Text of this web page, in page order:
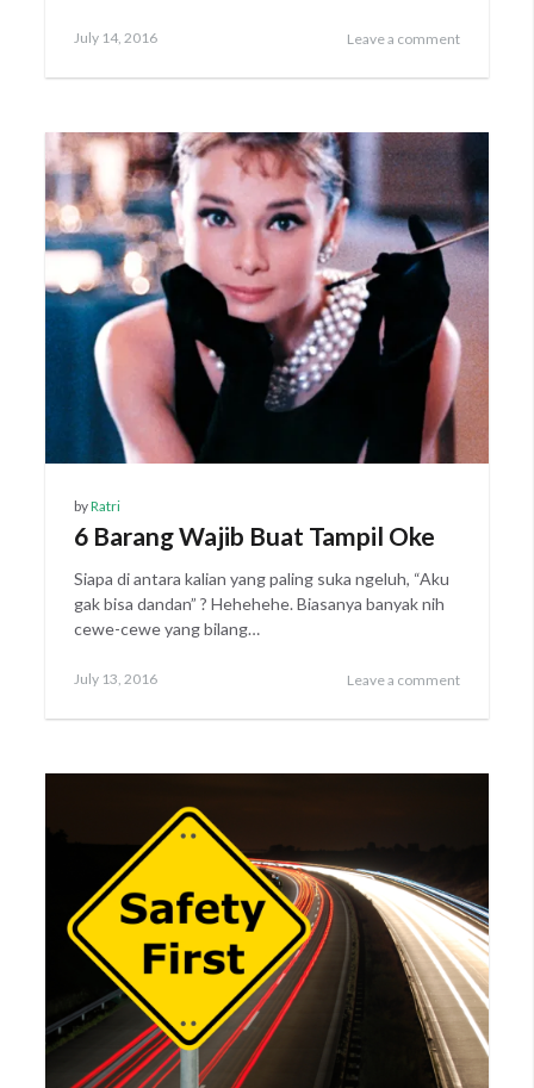
Leave a comment
Posted
July 14, 2016
byRatri
6 Barang Wajib Buat Tampil Oke
Siapa di antara kalian yang paling suka ngeluh, “Aku
gak bisa dandan” ? Hehehehe. Biasanya banyak nih
cewe-cewe yang bilang…
Leave a comment
Posted
July 13, 2016